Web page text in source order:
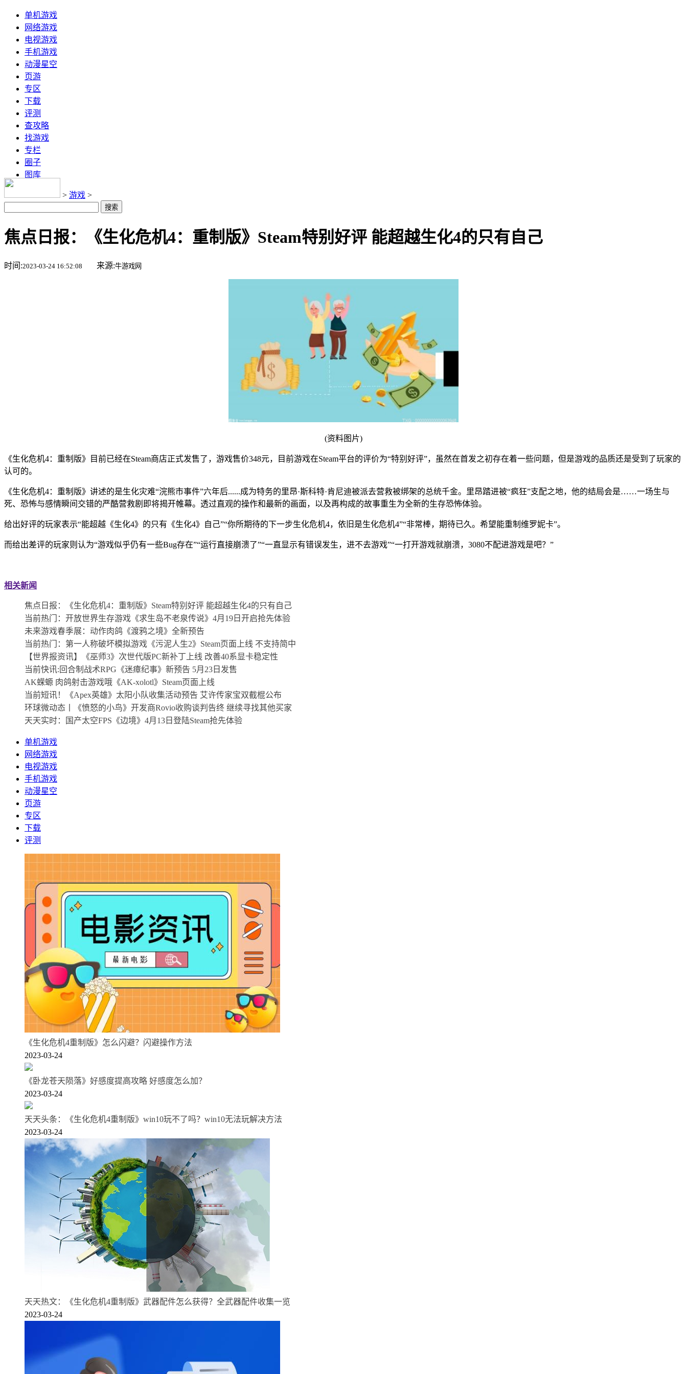
单机游戏
网络游戏
电视游戏
手机游戏
动漫星空
页游
专区
下载
评测
查攻略
找游戏
专栏
圈子
图库
> 游戏 >
搜索
焦点日报：《生化危机4：重制版》Steam特别好评 能超越生化4的只有自己
时间:2023-03-24 16:52:08 来源:牛游戏网
(资料图片)
《生化危机4：重制版》目前已经在Steam商店正式发售了，游戏售价348元，目前游戏在Steam平台的评价为“特别好评”，虽然在首发之初存在着一些问题，但是游戏的品质还是受到了玩家的
认可的。
《生化危机4：重制版》讲述的是生化灾难“浣熊市事件”六年后......成为特务的里昂·斯科特·肯尼迪被派去营救被绑架的总统千金。里昂踏进被“疯狂”支配之地，他的结局会是……一场生与
死、恐怖与感情瞬间交错的严酷营救剧即将揭开帷幕。透过直观的操作和最新的画面，以及再构成的故事重生为全新的生存恐怖体验。
给出好评的玩家表示“能超越《生化4》的只有《生化4》自己”“你所期待的下一步生化危机4，依旧是生化危机4”“非常棒，期待已久。希望能重制维罗妮卡”。
而给出差评的玩家则认为“游戏似乎仍有一些Bug存在”“运行直接崩溃了”“一直显示有错误发生，进不去游戏”“一打开游戏就崩溃，3080不配进游戏是吧？”
相关新闻
焦点日报：《生化危机4：重制版》Steam特别好评 能超越生化4的只有自己
当前热门：开放世界生存游戏《求生岛不老泉传说》4月19日开启抢先体验
未来游戏春季展：动作肉鸽《渡鸦之境》全新预告
当前热门：第一人称破坏模拟游戏《污泥人生2》Steam页面上线 不支持简中
【世界报资讯】《巫师3》次世代版PC新补丁上线 改善40系显卡稳定性
当前快讯:回合制战术RPG《迷瘴纪事》新预告 5月23日发售
AK蝾螈 肉鸽射击游戏哦《AK-xolotl》Steam页面上线
当前短讯！《Apex英雄》太阳小队收集活动预告 艾许传家宝双截棍公布
环球微动态丨《愤怒的小鸟》开发商Rovio收购谈判告终 继续寻找其他买家
天天实时：国产太空FPS《边境》4月13日登陆Steam抢先体验
单机游戏
网络游戏
电视游戏
手机游戏
动漫星空
页游
专区
下载
评测
《生化危机4重制版》怎么闪避？闪避操作方法
2023-03-24
《卧龙苍天陨落》好感度提高攻略 好感度怎么加？
2023-03-24
天天头条：《生化危机4重制版》win10玩不了吗？win10无法玩解决方法
2023-03-24
天天热文：《生化危机4重制版》武器配件怎么获得？全武器配件收集一览
2023-03-24